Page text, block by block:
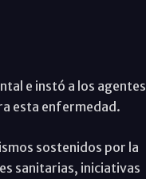
e instó a los agentes
esta enfermedad.
sostenidos por la
sanitarias, iniciativas